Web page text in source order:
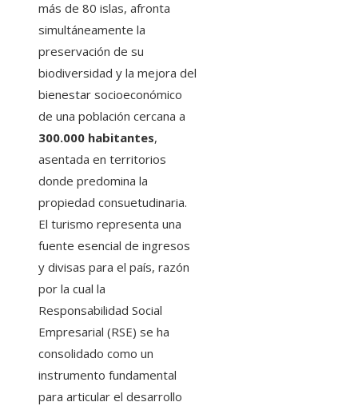
más de 80 islas, afronta
simultáneamente la
preservación de su
biodiversidad y la mejora del
bienestar socioeconómico
de una población cercana a
300.000 habitantes,
asentada en territorios
donde predomina la
propiedad consuetudinaria.
El turismo representa una
fuente esencial de ingresos
y divisas para el país, razón
por la cual la
Responsabilidad Social
Empresarial (RSE) se ha
consolidado como un
instrumento fundamental
para articular el desarrollo